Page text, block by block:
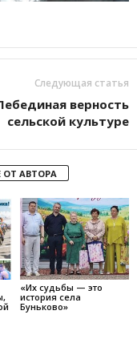
Следующая статья
верность
сельской культуре
ОТ АВТОРА
«Их судьбы — это
история села
Буньково»